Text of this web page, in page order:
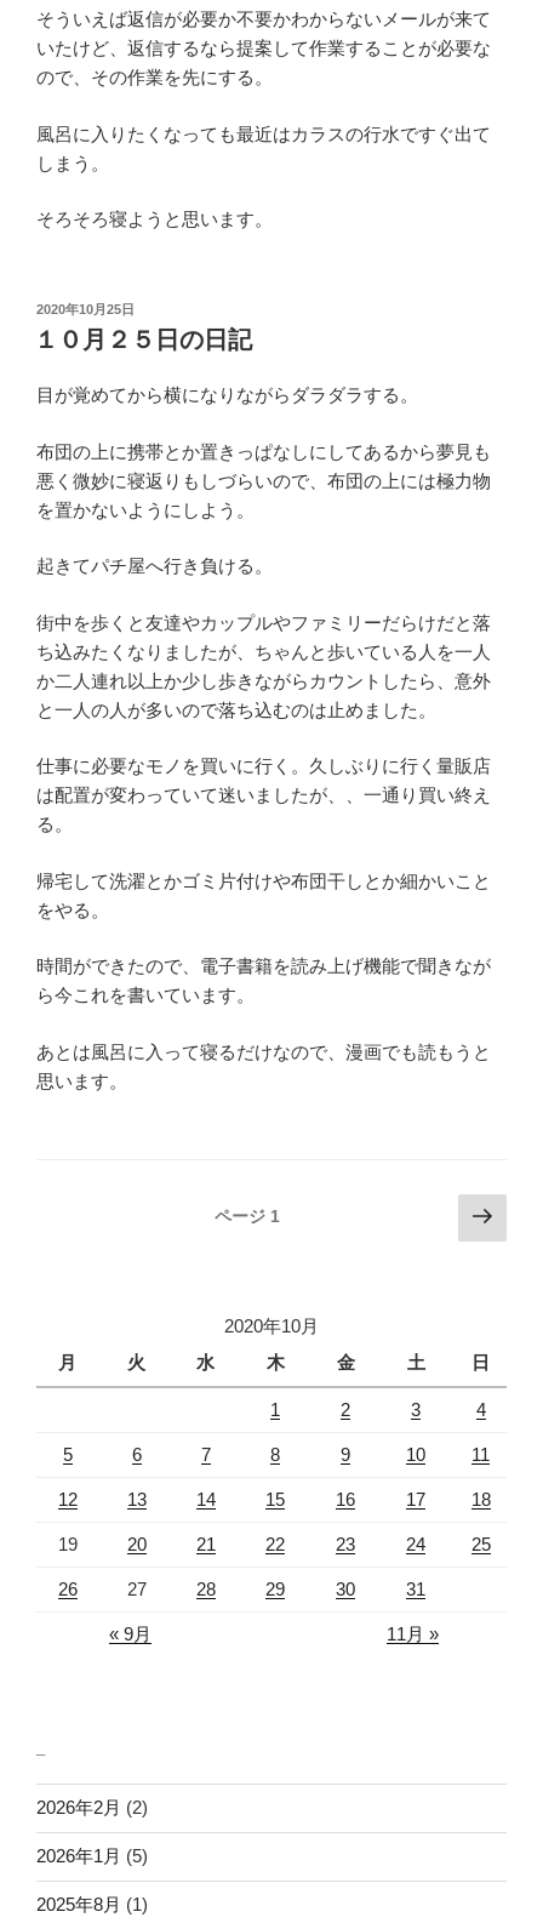
そういえば返信が必要か不要かわからないメールが来て
いたけど、返信するなら提案して作業することが必要な
ので、その作業を先にする。
風呂に入りたくなっても最近はカラスの行水ですぐ出て
しまう。
そろそろ寝ようと思います。
投
稿
日:
2020年10月25日
１０月２５日の日記
目が覚めてから横になりながらダラダラする。
布団の上に携帯とか置きっぱなしにしてあるから夢見も
悪く微妙に寝返りもしづらいので、布団の上には極力物
を置かないようにしよう。
起きてパチ屋へ行き負ける。
街中を歩くと友達やカップルやファミリーだらけだと落
ち込みたくなりましたが、ちゃんと歩いている人を一人
か二人連れ以上か少し歩きながらカウントしたら、意外
と一人の人が多いので落ち込むのは止めました。
仕事に必要なモノを買いに行く。久しぶりに行く量販店
は配置が変わっていて迷いましたが、、一通り買い終え
る。
帰宅して洗濯とかゴミ片付けや布団干しとか細かいこと
をやる。
時間ができたので、電子書籍を読み上げ機能で聞きなが
ら今これを書いています。
あとは風呂に入って寝るだけなので、漫画でも読もうと
思います。
ー
ページ 1
次
の
2020年10月
月
火 水 木 金 土 日
1 2 3 4
5 6 7 8 9 10 11
12 13 14 15 16 17 18
19 20 21 22 23 24 25
26 27 28 29 30 31
« 9月 11月 »
2026年2月 (2)
2026年1月 (5)
2025年8月 (1)